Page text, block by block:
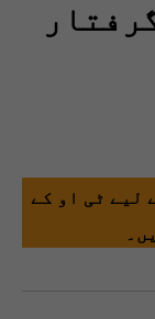
لیے ٹی او کے